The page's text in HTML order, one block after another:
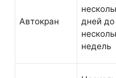
Автокран
дней до
недель